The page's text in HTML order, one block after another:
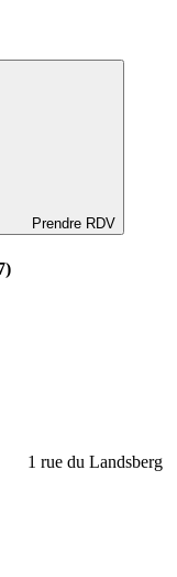
Prendre RDV
1 rue du Landsberg